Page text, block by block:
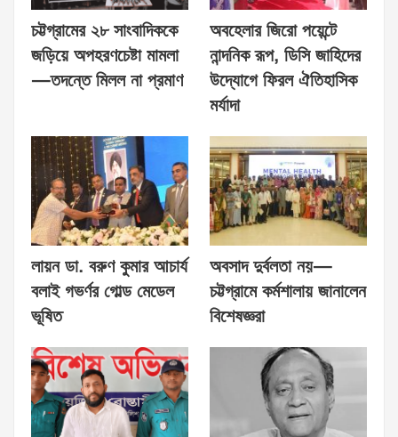
চট্টগ্রামের ২৮ সাংবাদিককে
জড়িয়ে অপহরণচেষ্টা মামলা
—তদন্তে মিলল না প্রমাণ
অবহেলার জিরো পয়েন্টে
নান্দনিক রূপ, ডিসি জাহিদের
উদ্যোগে ফিরল ঐতিহাসিক
মর্যাদা
লায়ন ডা. বরুণ কুমার আচার্য
বলাই গভর্ণর গোল্ড মেডেল
ভূষিত
অবসাদ দুর্বলতা নয়—
চট্টগ্রামে কর্মশালায় জানালেন
বিশেষজ্ঞরা